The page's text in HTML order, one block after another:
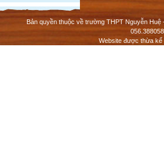
Bản quyền thuộc về trường THPT Nguyễn
Website được thừa